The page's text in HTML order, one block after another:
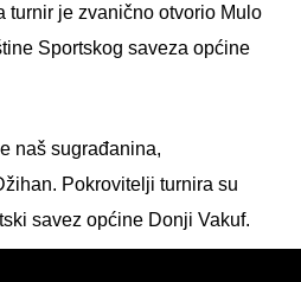
turnir je zvanično otvorio Mulo
Sportskog saveza općine
naš sugrađanina,
Pokrovitelji turnira su
savez općine Donji Vakuf.